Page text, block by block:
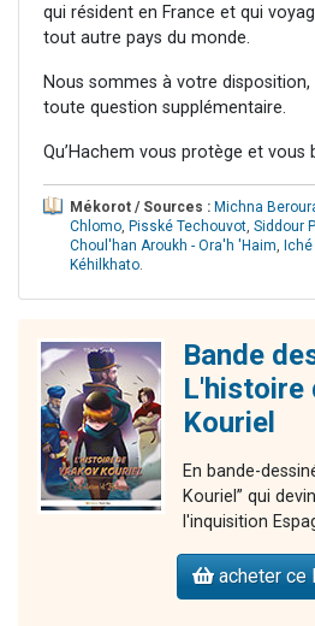
qui résident en France et qui
tout autre pays du monde.
Nous sommes à votre disposition,
toute question supplémentaire.
Qu’Hachem vous protège et vous
Mékorot / Sources : Michna
Chlomo, Pisské Techouvot, Siddour
Choul'han Aroukh - Ora'h 'Haim,
Kéhilkhato.
Bande
L'histoire
Kouriel
En bande-
Kouriel” qui
l'inquisition
acheter ce